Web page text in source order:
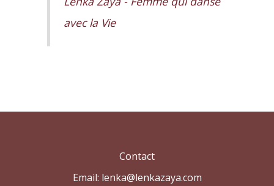
avec la Vie
Contact
Email: lenka@lenkazaya.com